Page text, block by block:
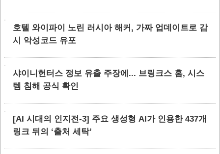
호텔 와이파이 노린 러시아 해커, 가짜 업데이트로 감
시 악성코드 유포
샤이니헌터스 정보 유출 주장에... 브링크스 홈, 시스
템 침해 공식 확인
[AI 시대의 인지전-3] 주요 생성형 AI가 인용한 437개
링크 뒤의 ‘출처 세탁’